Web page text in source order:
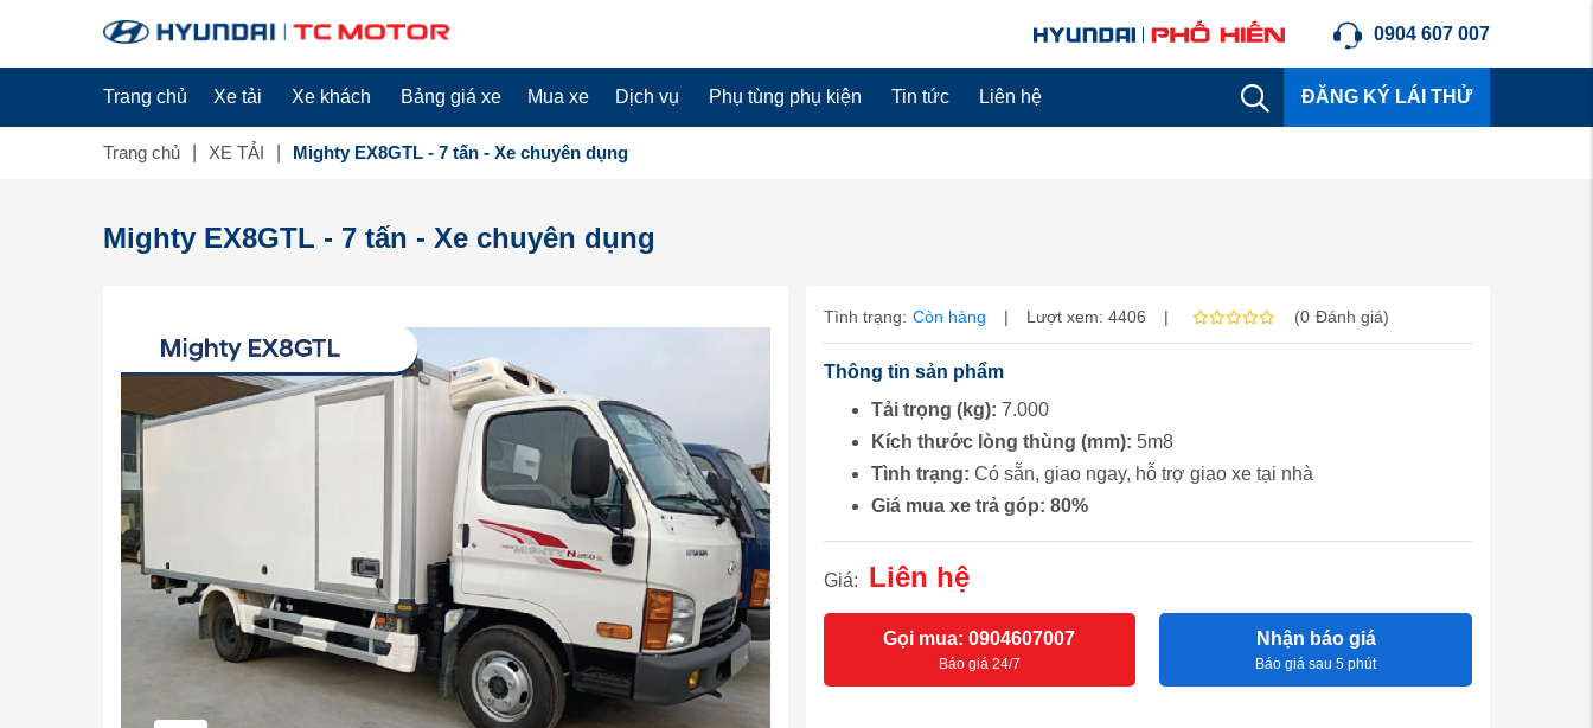
0904 607 007
Trang chủ Xe tải Xe khách Bảng giá xe Mua xe Dịch vụ Phụ tùng phụ kiện Tin tức Liên hệ ĐĂNG KÝ LÁI THỬ
Trang chủ XE TẢI Mighty EX8GTL - 7 tấn - Xe chuyên dụng
Mighty EX8GTL - 7 tấn - Xe chuyên dụng
Tình trạng: Còn hàng | Lượt xem: 4406 | (0 Đánh giá)
Thông tin sản phẩm
Tải trọng (kg): 7.000
Kích thước lòng thùng (mm): 5m8
Tình trạng: Có sẵn, giao ngay, hỗ trợ giao xe tại nhà
Giá mua xe trả góp: 80%
Giá: Liên hệ
Gọi mua: 0904607007
Báo giá 24/7
Nhận báo giá
Báo giá sau 5 phút